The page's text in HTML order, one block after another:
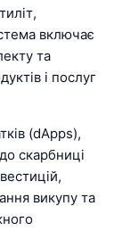
включає
та
і послуг
(dApps),
скарбниці
викупу та